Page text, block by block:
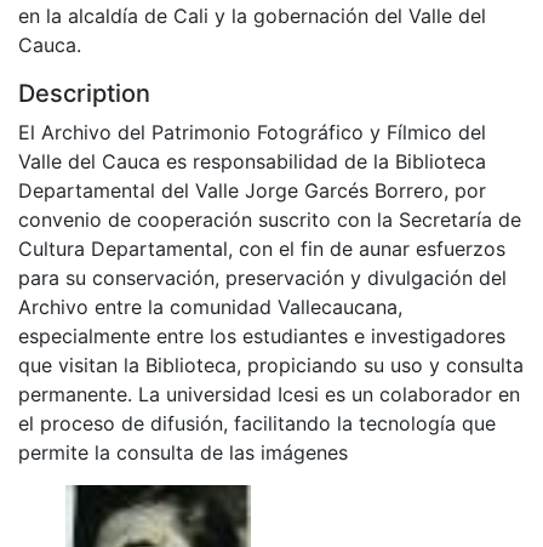
en la alcaldía de Cali y la gobernación del Valle del
Cauca.
Description
El Archivo del Patrimonio Fotográfico y Fílmico del
Valle del Cauca es responsabilidad de la Biblioteca
Departamental del Valle Jorge Garcés Borrero, por
convenio de cooperación suscrito con la Secretaría de
Cultura Departamental, con el fin de aunar esfuerzos
para su conservación, preservación y divulgación del
Archivo entre la comunidad Vallecaucana,
especialmente entre los estudiantes e investigadores
que visitan la Biblioteca, propiciando su uso y consulta
permanente. La universidad Icesi es un colaborador en
el proceso de difusión, facilitando la tecnología que
permite la consulta de las imágenes